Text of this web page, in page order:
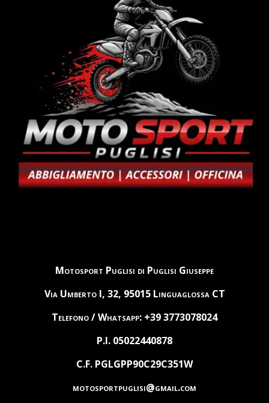
Motosport Puglisi di Puglisi Giuseppe
Via Umberto I, 32, 95015 Linguaglossa CT
Telefono / Whatsapp: +39 3773078024
P.I. 05022440878
C.F. PGLGPP90C29C351W
motosportpuglisi@gmail.com